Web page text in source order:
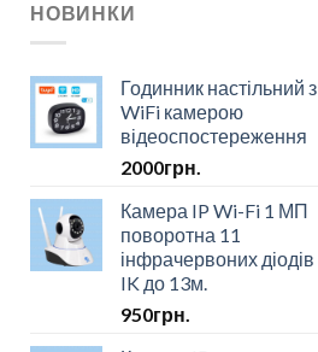
НОВИНКИ
Годинник настільний з
WiFi камерою
відеоспостереження
2000грн.
Камера IP Wi-Fi 1 МП
поворотна 11
інфрачервоних діодів
IK до 13м.
950грн.